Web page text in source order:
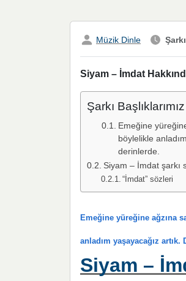
Müzik Dinle
Siyam – İmdat
Şarkı Başlıklarımız
Emeğine
böylelikle
derinlerde.
Siyam – İmdat şarkı
“İmdat” sözleri
Emeğine yüreğine ağzına
anladım yaşayacağız
Siyam –